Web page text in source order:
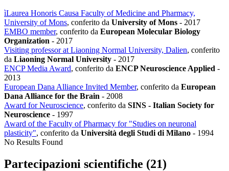
ìLaurea Honoris Causa Faculty of Medicine and Pharmacy,
University of Mons, conferito da University of Mons - 2017
EMBO member, conferito da European Molecular Biology
Organization - 2017
Visiting professor at Liaoning Normal University, Dalien, conferito
da Liaoning Normal University - 2017
ENCP Media Award, conferito da ENCP Neuroscience Applied -
2013
European Dana Alliance Invited Member, conferito da European
Dana Alliance for the Brain - 2008
Award for Neuroscience, conferito da SINS - Italian Society for
Neuroscience - 1997
Award of the Faculty of Pharmacy for "Studies on neuronal
plasticity", conferito da Università degli Studi di Milano - 1994
No Results Found
Partecipazioni scientifiche (21)